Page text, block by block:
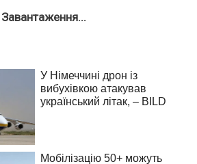
Завантаження...